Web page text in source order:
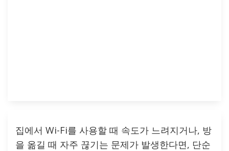
집에서 Wi-Fi를 사용할 때 속도가 느려지거나, 방
을 옮길 때 자주 끊기는 문제가 발생한다면, 단순